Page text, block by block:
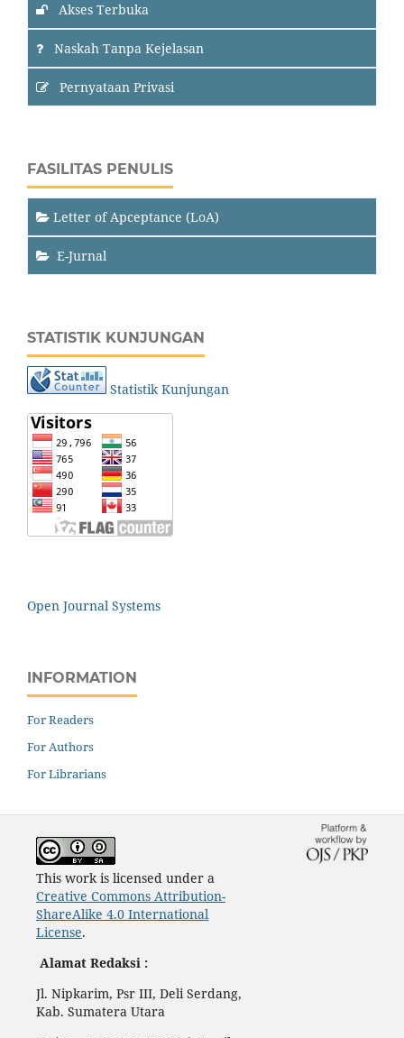
Akses Terbuka
Naskah Tanpa Kejelasan
Pernyataan Privasi
FASILITAS PENULIS
Letter of Apceptance (LoA)
E-Jurnal
STATISTIK KUNJUNGAN
Statistik Kunjungan
Open Journal Systems
INFORMATION
For Readers
For Authors
For Librarians
This work is licensed under a
Creative Commons Attribution-
ShareAlike 4.0 International
License.
Alamat Redaksi :
Jl. Nipkarim, Psr III, Deli Serdang,
Kab. Sumatera Utara